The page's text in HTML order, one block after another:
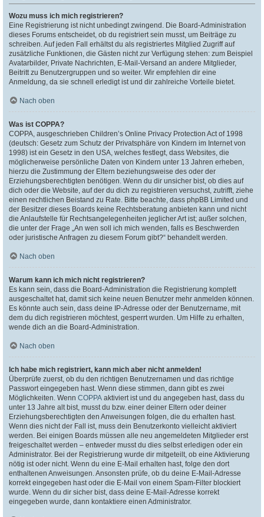
Wozu muss ich mich registrieren?
Eine Registrierung ist nicht unbedingt zwingend. Die Board-Administration
dieses Forums entscheidet, ob du registriert sein musst, um Beiträge zu
schreiben. Auf jeden Fall erhältst du als registriertes Mitglied Zugriff auf
zusätzliche Funktionen, die Gästen nicht zur Verfügung stehen: zum Beispiel
Avatarbilder, Private Nachrichten, E-Mail-Versand an andere Mitglieder,
Beitritt zu Benutzergruppen und so weiter. Wir empfehlen dir eine
Anmeldung, da sie schnell erledigt ist und dir zahlreiche Vorteile bietet.
Nach oben
Was ist COPPA?
COPPA, ausgeschrieben Children’s Online Privacy Protection Act of 1998
(deutsch: Gesetz zum Schutz der Privatsphäre von Kindern im Internet von
1998) ist ein Gesetz in den USA, welches festlegt, dass Websites, die
möglicherweise persönliche Daten von Kindern unter 13 Jahren erheben,
hierzu die Zustimmung der Eltern beziehungsweise des oder der
Erziehungsberechtigten benötigen. Wenn du dir unsicher bist, ob dies auf
dich oder die Website, auf der du dich zu registrieren versuchst, zutrifft, ziehe
einen rechtlichen Beistand zu Rate. Bitte beachte, dass phpBB Limited und
der Besitzer dieses Boards keine Rechtsberatung anbieten kann und nicht
die Anlaufstelle für Rechtsangelegenheiten jeglicher Art ist; außer solchen,
die unter der Frage „An wen soll ich mich wenden, falls es Beschwerden
oder juristische Anfragen zu diesem Forum gibt?“ behandelt werden.
Nach oben
Warum kann ich mich nicht registrieren?
Es kann sein, dass die Board-Administration die Registrierung komplett
ausgeschaltet hat, damit sich keine neuen Benutzer mehr anmelden können.
Es könnte auch sein, dass deine IP-Adresse oder der Benutzername, mit
dem du dich registrieren möchtest, gesperrt wurden. Um Hilfe zu erhalten,
wende dich an die Board-Administration.
Nach oben
Ich habe mich registriert, kann mich aber nicht anmelden!
Überprüfe zuerst, ob du den richtigen Benutzernamen und das richtige
Passwort eingegeben hast. Wenn diese stimmen, dann gibt es zwei
Möglichkeiten. Wenn COPPA aktiviert ist und du angegeben hast, dass du
unter 13 Jahre alt bist, musst du bzw. einer deiner Eltern oder deiner
Erziehungsberechtigten den Anweisungen folgen, die du erhalten hast.
Wenn dies nicht der Fall ist, muss dein Benutzerkonto vielleicht aktiviert
werden. Bei einigen Boards müssen alle neu angemeldeten Mitglieder erst
freigeschaltet werden – entweder musst du dies selbst erledigen oder ein
Administrator. Bei der Registrierung wurde dir mitgeteilt, ob eine Aktivierung
nötig ist oder nicht. Wenn du eine E-Mail erhalten hast, folge den dort
enthaltenen Anweisungen. Ansonsten prüfe, ob du deine E-Mail-Adresse
korrekt eingegeben hast oder die E-Mail von einem Spam-Filter blockiert
wurde. Wenn du dir sicher bist, dass deine E-Mail-Adresse korrekt
eingegeben wurde, dann kontaktiere einen Administrator.